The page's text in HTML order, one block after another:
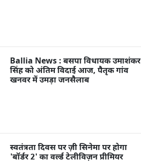
Ballia News : बसपा विधायक उमाशंकर
सिंह को अंतिम विदाई आज, पैतृक गांव
खनवर में उमड़ा जनसैलाब
स्वतंत्रता दिवस पर ज़ी सिनेमा पर होगा
'बॉर्डर 2' का वर्ल्ड टेलीविज़न प्रीमियर